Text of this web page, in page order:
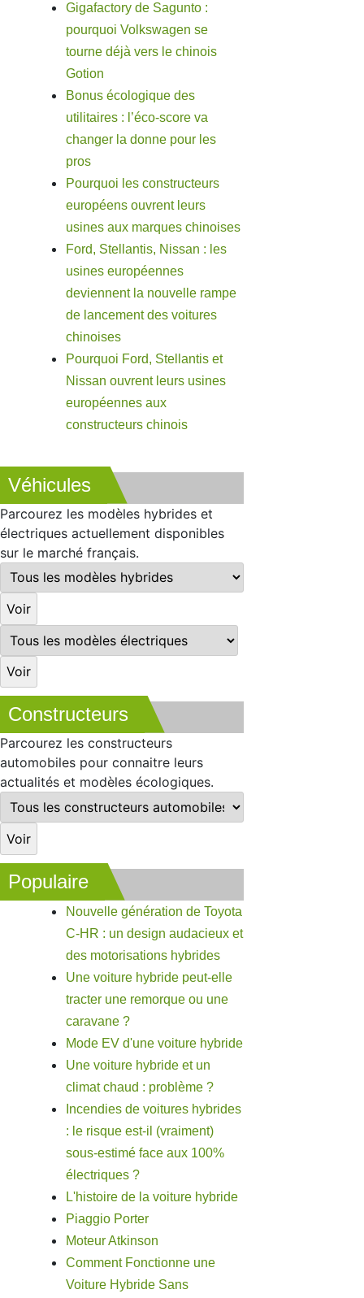
Gigafactory de Sagunto :
pourquoi Volkswagen se
tourne déjà vers le chinois
Gotion
Bonus écologique des
utilitaires : l’éco-score va
changer la donne pour les
pros
Pourquoi les constructeurs
européens ouvrent leurs
usines aux marques chinoises
Ford, Stellantis, Nissan : les
usines européennes
deviennent la nouvelle rampe
de lancement des voitures
chinoises
Pourquoi Ford, Stellantis et
Nissan ouvrent leurs usines
européennes aux
constructeurs chinois
Véhicules
Parcourez les modèles hybrides et
électriques actuellement disponibles
sur le marché français.
Constructeurs
Parcourez les constructeurs
automobiles pour connaitre leurs
actualités et modèles écologiques.
Populaire
Nouvelle génération de Toyota
C-HR : un design audacieux et
des motorisations hybrides
Une voiture hybride peut-elle
tracter une remorque ou une
caravane ?
Mode EV d'une voiture hybride
Une voiture hybride et un
climat chaud : problème ?
Incendies de voitures hybrides
: le risque est-il (vraiment)
sous-estimé face aux 100%
électriques ?
L'histoire de la voiture hybride
Piaggio Porter
Moteur Atkinson
Comment Fonctionne une
Voiture Hybride Sans